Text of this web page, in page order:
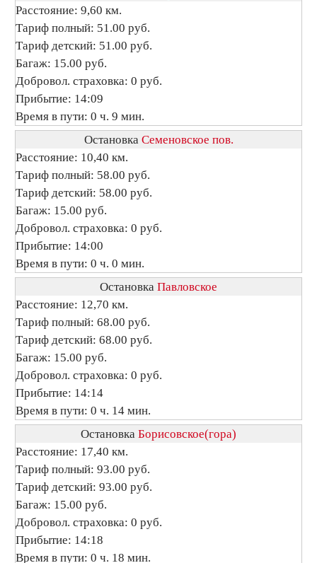
Расстояние: 9,60 км.
Тариф полный: 51.00 руб.
Тариф детский: 51.00 руб.
Багаж: 15.00 руб.
Добровол. страховка: 0 руб.
Прибытие: 14:09
Время в пути: 0 ч. 9 мин.
Остановка Семеновское пов.
Расстояние: 10,40 км.
Тариф полный: 58.00 руб.
Тариф детский: 58.00 руб.
Багаж: 15.00 руб.
Добровол. страховка: 0 руб.
Прибытие: 14:00
Время в пути: 0 ч. 0 мин.
Остановка Павловское
Расстояние: 12,70 км.
Тариф полный: 68.00 руб.
Тариф детский: 68.00 руб.
Багаж: 15.00 руб.
Добровол. страховка: 0 руб.
Прибытие: 14:14
Время в пути: 0 ч. 14 мин.
Остановка Борисовское(гора)
Расстояние: 17,40 км.
Тариф полный: 93.00 руб.
Тариф детский: 93.00 руб.
Багаж: 15.00 руб.
Добровол. страховка: 0 руб.
Прибытие: 14:18
Время в пути: 0 ч. 18 мин.